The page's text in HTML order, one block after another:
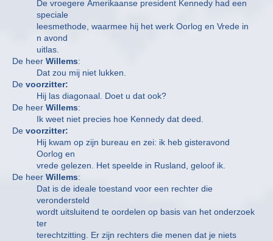
De vroegere Amerikaanse president Kennedy had een
speciale
leesmethode, waarmee hij het werk Oorlog en Vrede in
n avond
uitlas.
De heer Willems:
Dat zou mij niet lukken.
De voorzitter:
Hij las diagonaal. Doet u dat ook?
De heer Willems:
Ik weet niet precies hoe Kennedy dat deed.
De voorzitter:
Hij kwam op zijn bureau en zei: ik heb gisteravond
Oorlog en
vrede gelezen. Het speelde in Rusland, geloof ik.
De heer Willems:
Dat is de ideale toestand voor een rechter die
verondersteld
wordt uitsluitend te oordelen op basis van het onderzoek
ter
terechtzitting. Er zijn rechters die menen dat je niets